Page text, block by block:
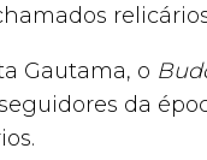
Gautama, o
da